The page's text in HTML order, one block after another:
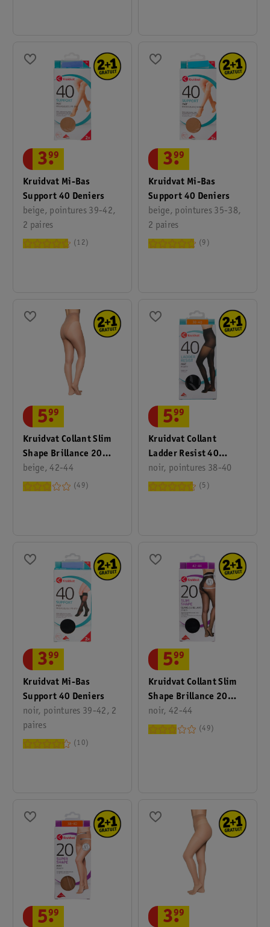
Kruidvat Mi-Bas
Support 40 Deniers
beige, pointures 39-42,
2 paires
3.
99
12
Kruidvat Mi-Bas
Support 40 Deniers
beige, pointures 35-38,
2 paires
3.
99
9
Kruidvat Collant Slim
Shape Brillance 20
Deniers
beige, 42-44
5.
99
49
Kruidvat Collant
Ladder Resist 40
Deniers
noir, pointures 38-40
5.
99
5
Kruidvat Mi-Bas
Support 40 Deniers
noir, pointures 39-42, 2
paires
3.
99
10
Kruidvat Collant Slim
Shape Brillance 20
Deniers
noir, 42-44
5.
99
49
5.
99 3.
99